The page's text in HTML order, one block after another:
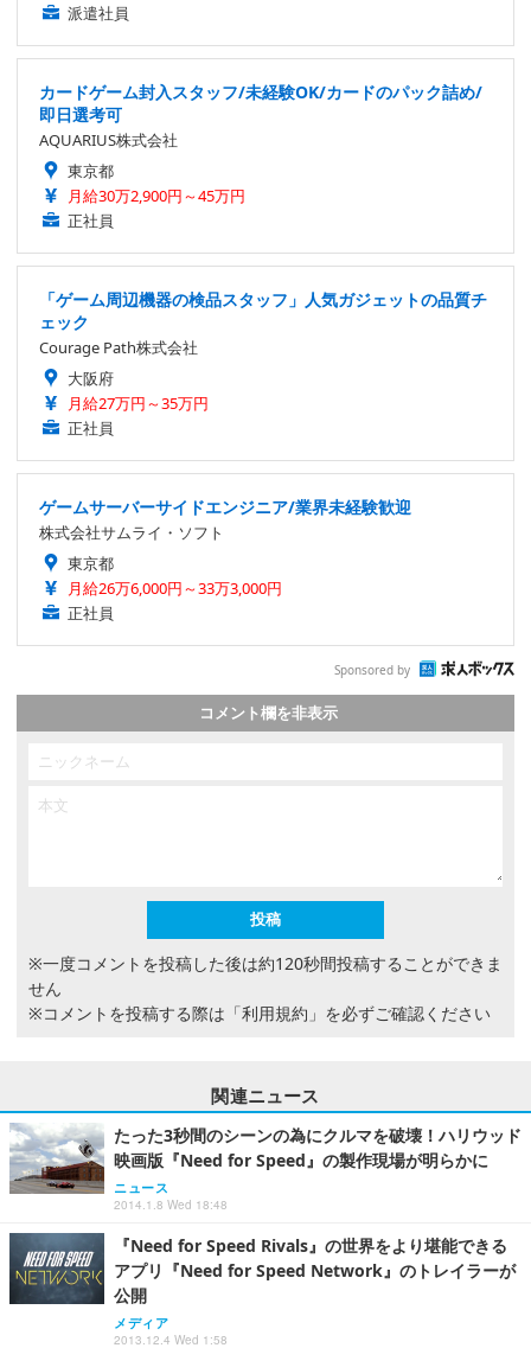
派遣社員
カードゲーム封入スタッフ/未経験OK/カードのパック詰め/
即日選考可
AQUARIUS株式会社
東京都
月給30万2,900円～45万円
正社員
「ゲーム周辺機器の検品スタッフ」人気ガジェットの品質チ
ェック
Courage Path株式会社
大阪府
月給27万円～35万円
正社員
ゲームサーバーサイドエンジニア/業界未経験歓迎
株式会社サムライ・ソフト
東京都
月給26万6,000円～33万3,000円
正社員
Sponsored by
コメント欄を非表示
※一度コメントを投稿した後は約120秒間投稿することができま
せん
※コメントを投稿する際は 「利用規約」 を必ずご確認ください
関連ニュース
たった3秒間のシーンの為にクルマを破壊！ハリウッド
映画版『Need for Speed』の製作現場が明らかに
ニュース
2014.1.8 Wed 18:48
『Need for Speed Rivals』の世界をより堪能できる
アプリ『Need for Speed Network』のトレイラーが
公開
メディア
2013.12.4 Wed 1:58